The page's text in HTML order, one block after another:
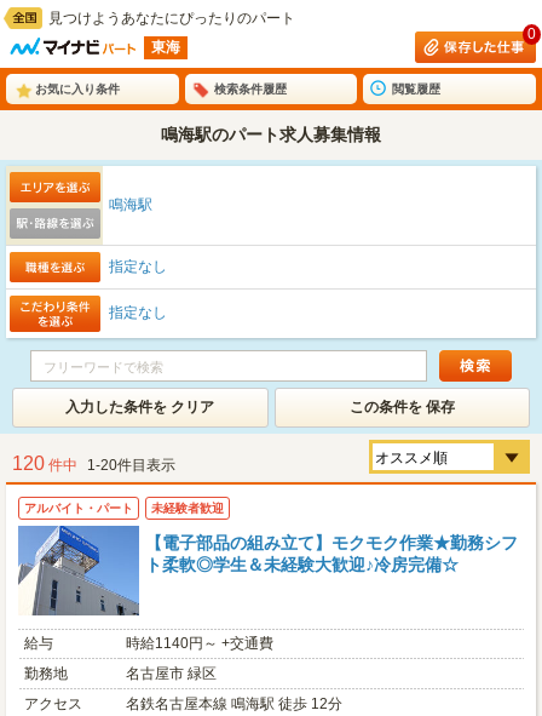
見つけようあなたにぴったりのパート
東海
0
お気に入り条件 検索条件履歴 閲覧履歴
鳴海駅のパート求人募集情報
鳴海駅
指定なし
指定なし
入力した条件を クリア この条件を 保存
120 件中 1-20件目表示
アルバイト・パート 未経験者歓迎
【電子部品の組み立て】モクモク作業★勤務シフ
ト柔軟◎学生＆未経験大歓迎♪冷房完備☆
給与
時給1140円～ +交通費
勤務地
名古屋市 緑区
アクセス
名鉄名古屋本線 鳴海駅 徒歩 12分